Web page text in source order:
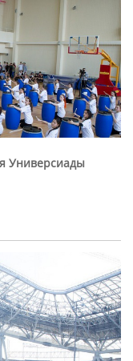
Универсиады